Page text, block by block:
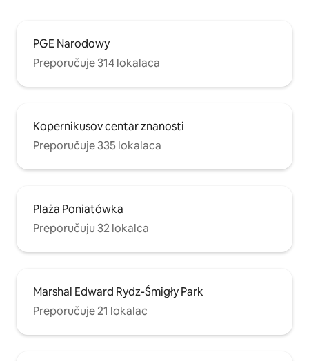
PGE Narodowy
Preporučuje 314 lokalaca
Kopernikusov centar znanosti
Preporučuje 335 lokalaca
Plaża Poniatówka
Preporučuju 32 lokalca
Marshal Edward Rydz-Śmigły Park
Preporučuje 21 lokalac